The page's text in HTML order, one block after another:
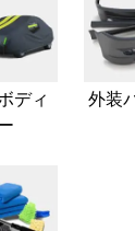
ディ
外装